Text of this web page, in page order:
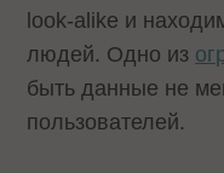
look-alike и
людей. Одно из
быть данные не
пользователей.